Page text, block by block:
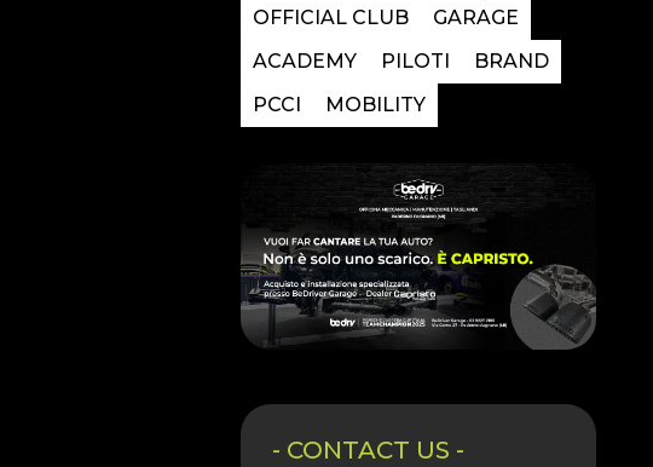
OFFICIAL CLUB
GARAGE
ACADEMY
PILOTI
BRAND
PCCI
MOBILITY
- CONTACT US -